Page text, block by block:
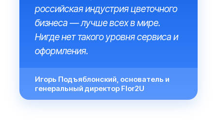
российская индустрия цветочного
бизнеса — лучше всех в мире.
Нигде нет такого уровня сервиса и
оформления.
Игорь Подъяблонский, основатель и
генеральный директор Flor2U